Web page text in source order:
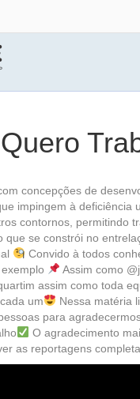
concepções de
impingem à deficiência
contornos, permitindo
que se constrói no
Convido à todos
Assim como
assim como toda
um
Nessa matéria
para
O agradecimento
as reportagens